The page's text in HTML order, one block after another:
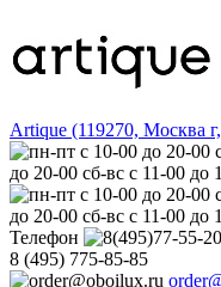
Artique (119270, Москва
до 20-00 сб-вс с 11-00 до
до 20-00 сб-вс с 11-00 до
Телефон
8 (495) 775-85-85